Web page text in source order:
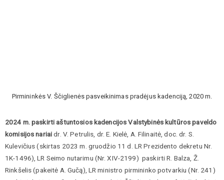
Pirmininkės V. Ščiglienės pasveikinimas pradėjus kadenciją, 2020 m.
2024 m. paskirti aštuntosios kadencijos Valstybinės kultūros paveldo
komisijos nariaidr. V. Petrulis, dr. E. Kielė, A. Filinaitė, doc. dr. S.
Kulevičius (skirtas 2023 m. gruodžio 11 d. LR Prezidento dekretu Nr.
1K-1496), LR Seimo nutarimu (Nr. XIV-2199) paskirti R. Balza, Ž.
Rinkšelis (pakeitė A. Gučą), LR ministro pirmininko potvarkiu (Nr. 241)